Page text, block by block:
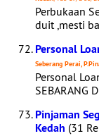
Perbukaan
duit ,mesti
Personal
Seberang Perai,
Personal
SEBARANG
Pinjaman
Kedah (31